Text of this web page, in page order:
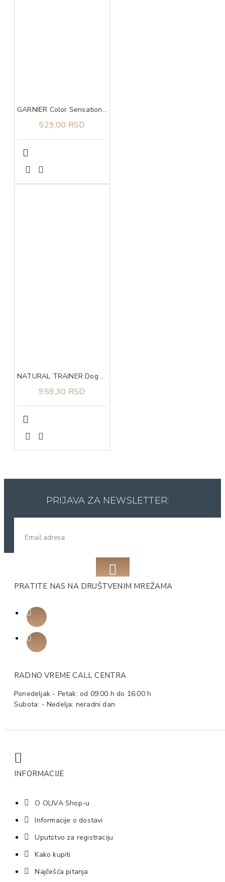
GARNIER Color Sensation boja za kosu 7.0 Delicate opal blond
529,00 RSD
NATURAL TRAINER Dog sa svežom piletinom za štence i mlade pse malih rasa 800g
959,30 RSD
PRIJAVA ZA NEWSLETTER:
PRATITE NAS NA DRUŠTVENIM MREŽAMA
RADNO VREME CALL CENTRA
Ponedeljak - Petak: od 09:00 h do 16:00 h
Subota: - Nedelja: neradni dan
INFORMACIJE
O OLIVA Shop-u
Informacije o dostavi
Uputstvo za registraciju
Kako kupiti
Najčešća pitanja